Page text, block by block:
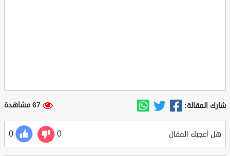
شارك المقالة: 67 مشاهدة
هل أعجبك المقال 0
0